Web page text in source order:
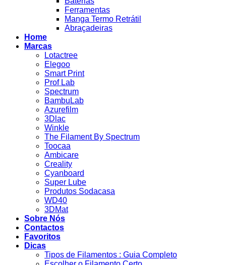
Ferramentas
Manga Termo Retrátil
Abraçadeiras
Home
Marcas
Lotactree
Elegoo
Smart Print
Prof Lab
Spectrum
BambuLab
Azurefilm
3Dlac
Winkle
The Filament By Spectrum
Toocaa
Ambicare
Creality
Cyanboard
Super Lube
Produtos Sodacasa
WD40
3DMat
Sobre Nós
Contactos
Favoritos
Dicas
Tipos de Filamentos : Guia Completo